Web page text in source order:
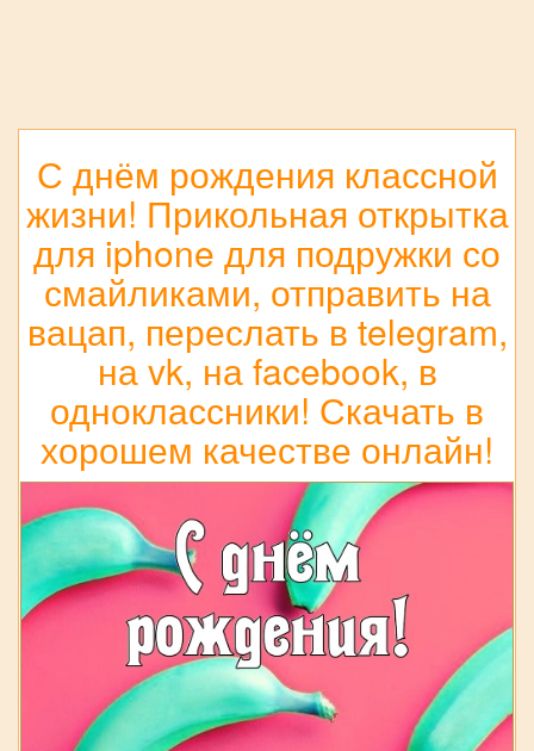
С днём рождения классной
жизни! Прикольная открытка
для iphone для подружки со
смайликами, отправить на
вацап, переслать в telegram,
на vk, на facebook, в
одноклассники! Скачать в
хорошем качестве онлайн!